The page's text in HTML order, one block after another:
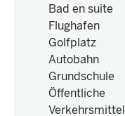
Bad en suite
Flughafen
Golfplatz
Autobahn
Grundschule
Öffentliche
Verkehrsmittel